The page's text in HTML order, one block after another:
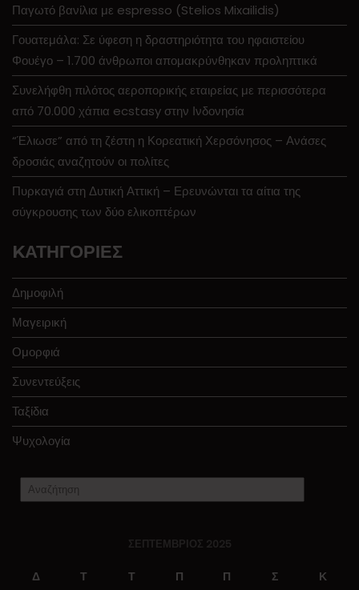
Παγωτό βανίλια με espresso (Stelios Mixailidis)
Γουατεμάλα: Σε ύφεση η δραστηριότητα του ηφαιστείου
Φουέγο – 1.700 άνθρωποι απομακρύνθηκαν προληπτικά
Συνελήφθη πιλότος αεροπορικής εταιρείας με περισσότερα
από 70.000 χάπια ecstasy στην Ινδονησία
“Έλιωσε” από τη ζέστη η Κορεατική Χερσόνησος – Ανάσες
δροσιάς αναζητούν οι πολίτες
Πυρκαγιά στη Δυτική Αττική – Ερευνώνται τα αίτια της
σύγκρουσης των δύο ελικοπτέρων
KΑΤΗΓΟΡΊΕΣ
Δημοφιλή
Μαγειρική
Ομορφιά
Συνεντεύξεις
Ταξίδια
Ψυχολογία
ΣΕΠΤΈΜΒΡΙΟΣ 2025
Δ Τ Τ Π Π Σ Κ